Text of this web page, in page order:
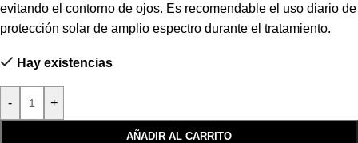
evitando el contorno de ojos. Es recomendable el uso diario de
protección solar de amplio espectro durante el tratamiento.
Hay existencias
- +
AÑADIR AL CARRITO